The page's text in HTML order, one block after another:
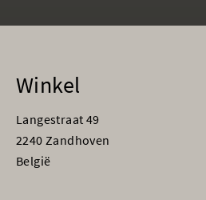
Winkel
Langestraat 49
2240 Zandhoven
België